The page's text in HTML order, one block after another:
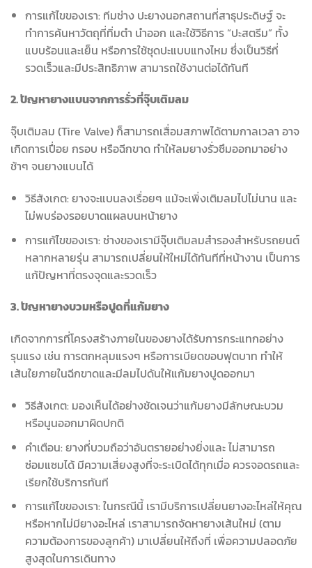
การแก้ไขของเรา: ทีมช่าง ปะยางนอกสถานที่สาธุประดิษฐ์ จะ
ทำการค้นหาวัตถุที่ทิ่มตำ นำออก และใช้วิธีการ “ปะสตรีม” ทั้ง
แบบร้อนและเย็น หรือการใช้ชุดปะแบบแทงไหม ซึ่งเป็นวิธีที่
รวดเร็วและมีประสิทธิภาพ สามารถใช้งานต่อได้ทันที
2. ปัญหายางแบนจากการรั่วที่จุ๊บเติมลม
จุ๊บเติมลม (Tire Valve) ก็สามารถเสื่อมสภาพได้ตามกาลเวลา อาจ
เกิดการเปื่อย กรอบ หรือฉีกขาด ทำให้ลมยางรั่วซึมออกมาอย่าง
ช้าๆ จนยางแบนได้
วิธีสังเกต: ยางจะแบนลงเรื่อยๆ แม้จะเพิ่งเติมลมไปไม่นาน และ
ไม่พบร่องรอยบาดแผลบนหน้ายาง
การแก้ไขของเรา: ช่างของเรามีจุ๊บเติมลมสำรองสำหรับรถยนต์
หลากหลายรุ่น สามารถเปลี่ยนให้ใหม่ได้ทันทีที่หน้างาน เป็นการ
แก้ปัญหาที่ตรงจุดและรวดเร็ว
3. ปัญหายางบวมหรือปูดที่แก้มยาง
เกิดจากการที่โครงสร้างภายในของยางได้รับการกระแทกอย่าง
รุนแรง เช่น การตกหลุมแรงๆ หรือการเบียดขอบฟุตบาท ทำให้
เส้นใยภายในฉีกขาดและมีลมไปดันให้แก้มยางปูดออกมา
วิธีสังเกต: มองเห็นได้อย่างชัดเจนว่าแก้มยางมีลักษณะบวม
หรือนูนออกมาผิดปกติ
คำเตือน: ยางที่บวมถือว่าอันตรายอย่างยิ่งและ ไม่สามารถ
ซ่อมแซมได้ มีความเสี่ยงสูงที่จะระเบิดได้ทุกเมื่อ ควรจอดรถและ
เรียกใช้บริการทันที
การแก้ไขของเรา: ในกรณีนี้ เรามีบริการเปลี่ยนยางอะไหล่ให้คุณ
หรือหากไม่มียางอะไหล่ เราสามารถจัดหายางเส้นใหม่ (ตาม
ความต้องการของลูกค้า) มาเปลี่ยนให้ถึงที่ เพื่อความปลอดภัย
สูงสุดในการเดินทาง